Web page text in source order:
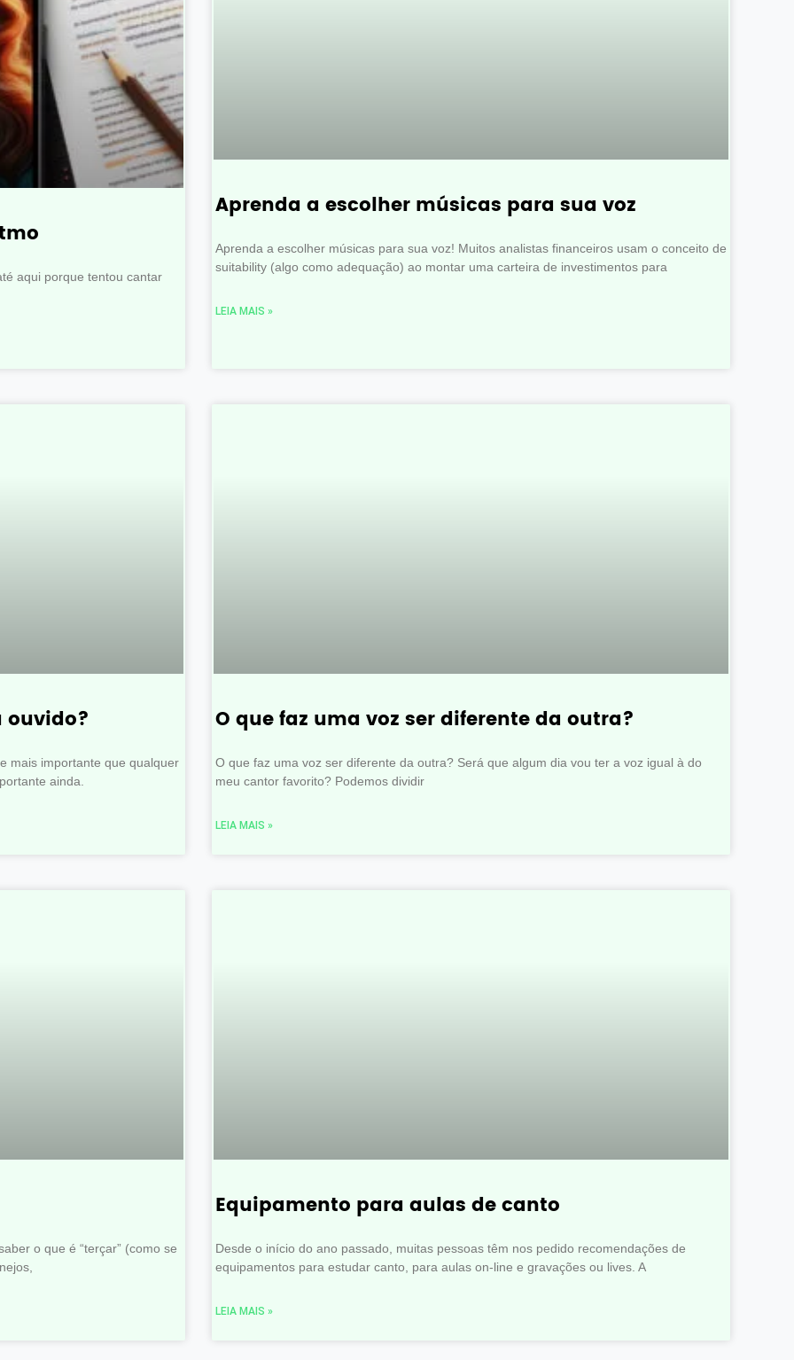
aqui porque tentou cantar
Aprenda a escolher músicas para sua voz
Aprenda a escolher músicas para sua voz! Muitos analistas financeiros usam o conceito de
suitability (algo como adequação) ao montar uma carteira de investimentos para
LEIA MAIS »
ouvido?
mais importante que qualquer
ainda.
O que faz uma voz ser diferente da outra?
O que faz uma voz ser diferente da outra? Será que algum dia vou ter a voz igual à do
meu cantor favorito? Podemos dividir
LEIA MAIS »
o que é “terçar” (como se
Equipamento para aulas de canto
Desde o início do ano passado, muitas pessoas têm nos pedido recomendações de
equipamentos para estudar canto, para aulas on-line e gravações ou lives. A
LEIA MAIS »